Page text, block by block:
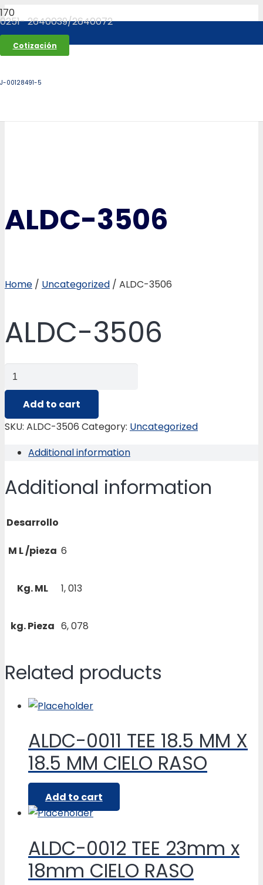
0251- 2640039/2640072
Cotización
J-00128491-5
ALDC-3506
Home / Uncategorized / ALDC-3506
ALDC-3506
ALDC-
3506
quantity
Add to cart
SKU: ALDC-3506 Category: Uncategorized
Additional information
Additional information
Desarrollo
M L /pieza 6
Kg. ML 1, 013
kg. Pieza 6, 078
Related products
ALDC-0011 TEE 18.5 MM X
18.5 MM CIELO RASO
Add to cart
ALDC-0012 TEE 23mm x
18mm CIELO RASO